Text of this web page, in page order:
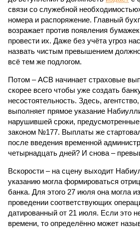
связи со служебной
номера и распоряжение. Главный
возражает против появления
провести их. Даже без учёта угроз
назвать чистым превышением
всё тем же подлогом.
Потом – АСВ начинает страховые
скорее всего чтобы уже создать
несостоятельность. Здесь,
выполняет прямое указание
нарушившей сроки,
законом №177. Выплаты же
после введения временной
четырнадцать дней? И снова –
Вскорости – на сцену выходит
указанию могла формироваться
банка. Для этого 27 июля она могла
проведении соответствующих
датированный от 21 июля. Если это
времени, то определённо может